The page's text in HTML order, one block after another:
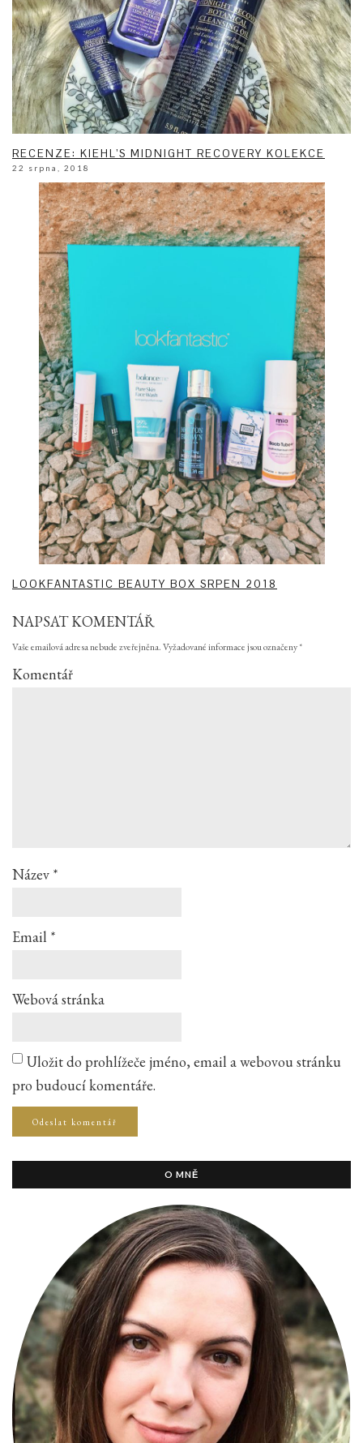
RECENZE: KIEHL’S MIDNIGHT RECOVERY KOLEKCE
22 srpna, 2018
LOOKFANTASTIC BEAUTY BOX SRPEN 2018
NAPSAT KOMENTÁŘ
Vaše emailová adresa nebude zveřejněna.Vyžadované informace jsou označeny*
Komentář
Název *
Email *
Webová stránka
Uložit do prohlížeče jméno, email a webovou stránku
pro budoucí komentáře.
O MNĚ